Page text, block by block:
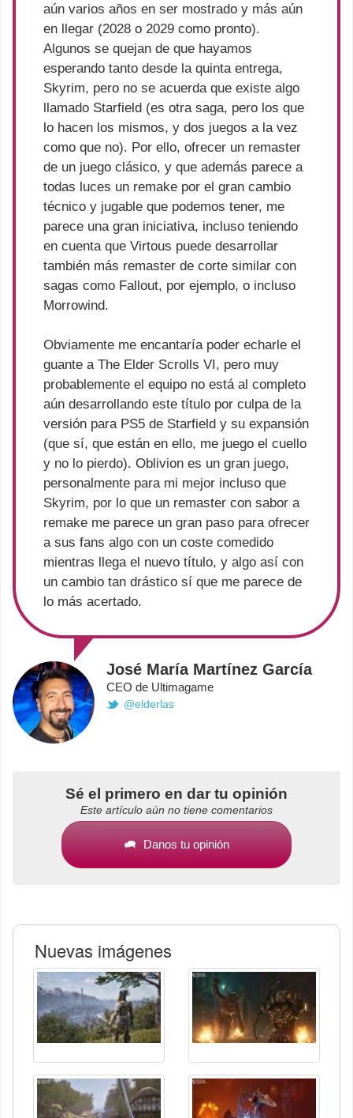
aún varios años en ser mostrado y más aún
en llegar (2028 o 2029 como pronto).
Algunos se quejan de que hayamos
esperando tanto desde la quinta entrega,
Skyrim, pero no se acuerda que existe algo
llamado Starfield (es otra saga, pero los que
lo hacen los mismos, y dos juegos a la vez
como que no). Por ello, ofrecer un remaster
de un juego clásico, y que además parece a
todas luces un remake por el gran cambio
técnico y jugable que podemos tener, me
parece una gran iniciativa, incluso teniendo
en cuenta que Virtous puede desarrollar
también más remaster de corte similar con
sagas como Fallout, por ejemplo, o incluso
Morrowind.
Obviamente me encantaría poder echarle el
guante a The Elder Scrolls VI, pero muy
probablemente el equipo no está al completo
aún desarrollando este título por culpa de la
versión para PS5 de Starfield y su expansión
(que sí, que están en ello, me juego el cuello
y no lo pierdo). Oblivion es un gran juego,
personalmente para mi mejor incluso que
Skyrim, por lo que un remaster con sabor a
remake me parece un gran paso para ofrecer
a sus fans algo con un coste comedido
mientras llega el nuevo título, y algo así con
un cambio tan drástico sí que me parece de
lo más acertado.
José María Martínez García
CEO de Ultimagame
@elderlas
Sé el primero en dar tu opinión
Este artículo aún no tiene comentarios
Danos tu opinión
Nuevas imágenes